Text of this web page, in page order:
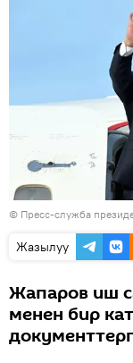
© Пресс-служба
Жазылуу
Жапаров иш
менен бир